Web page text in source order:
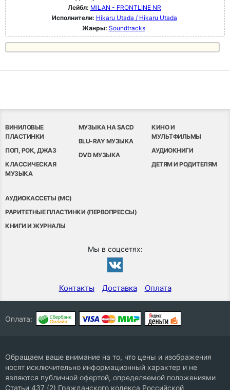
Лейбл: MILAN - FRONTLINE NR
Исполнители: Hikaru Utada / Hikaru Utada
Жанры: Soundtracks
ВИНИЛОВЫЕ
ПЛАСТИНКИ
ПОП, РОК, ДЖАЗ
КЛАССИЧЕСКАЯ
МУЗЫКА
МУЗЫКА НА SACD
BLU-RAY МУЗЫКА
DVD МУЗЫКА
КИНО И
МУЛЬТФИЛЬМЫ
АУДИОКНИГИ
ДЕТЯМ И РОДИТЕЛЯМ
АУДИОКАССЕТЫ (MC)
РАРИТЕТНЫЕ ПЛАСТИНКИ (ПЕРВОПРЕССЫ)
КНИГИ И ЖУРНАЛЫ
Мы в соцсетях:
Контакты Доставка Оплата
Оплата:
Обращаем ваше внимание на то, что цены и изображения
носят исключительно информационный характер и не
являются публичной офертой, определяемой положениями
Статьи 437 (2) Гражданского кодекса Российской